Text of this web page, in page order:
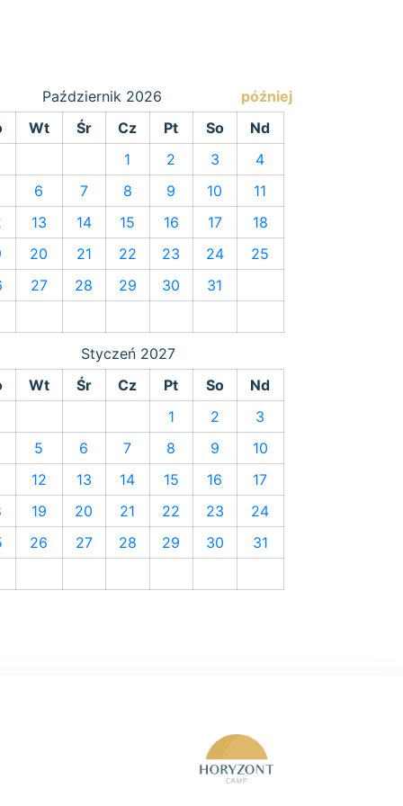
później
Październik 2026
Wt Śr Cz Pt So
Nd
1
2 3
4
6
7 8 9 10
11
13 14 15 16 17
18
20 21 22 23 24
25
27 28 29 30 31
Styczeń 2027
Wt Śr Cz Pt So
Nd
1
2
3
5
6 7 8 9
10
12 13 14 15 16
17
19 20 21 22 23
24
26 27 28 29 30 31